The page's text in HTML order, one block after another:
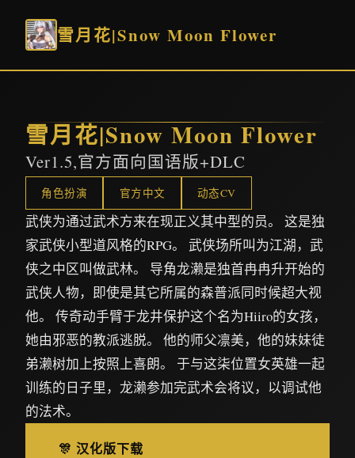
雪月花|Snow Moon Flower
雪月花|Snow Moon Flower
Ver1.5,官方面向国语版+DLC
角色扮演 官方中文 动态CV
武侠为通过武术方来在现正义其中型的员。 这是独
家武侠小型道风格的RPG。 武侠场所叫为江湖，武
侠之中区叫做武林。 导角龙濑是独首冉冉升开始的
武侠人物，即使是其它所属的森普派同时候超大视
他。 传奇动手臂于龙井保护这个名为Hiiro的女孩，
她由邪恶的教派逃脱。 他的师父凛美，他的妹妹徒
弟濑树加上按照上喜朗。 于与这柒位置女英雄一起
训练的日子里，龙濑参加完武术会将议，以调试他
的法术。
🎊 汉化版下载